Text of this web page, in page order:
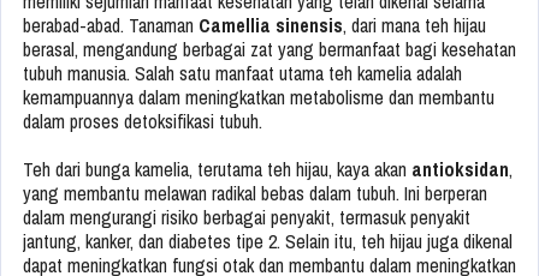
berabad-abad. Tanaman Camellia sinensis, dari mana teh hijau
berasal, mengandung berbagai zat yang bermanfaat bagi kesehatan
tubuh manusia. Salah satu manfaat utama teh kamelia adalah
kemampuannya dalam meningkatkan metabolisme dan membantu
dalam proses detoksifikasi tubuh.
Teh dari bunga kamelia, terutama teh hijau, kaya akan antioksidan,
yang membantu melawan radikal bebas dalam tubuh. Ini berperan
dalam mengurangi risiko berbagai penyakit, termasuk penyakit
jantung, kanker, dan diabetes tipe 2. Selain itu, teh hijau juga dikenal
dapat meningkatkan fungsi otak dan membantu dalam meningkatkan